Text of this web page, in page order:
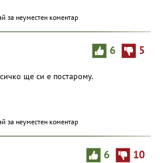
за неуместен коментар
6 5
ще си е постарому.
за неуместен коментар
6 10